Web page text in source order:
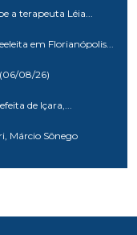
a terapeuta Léia...
em Florianópolis...
08/26)
de Içara,...
Márcio Sônego